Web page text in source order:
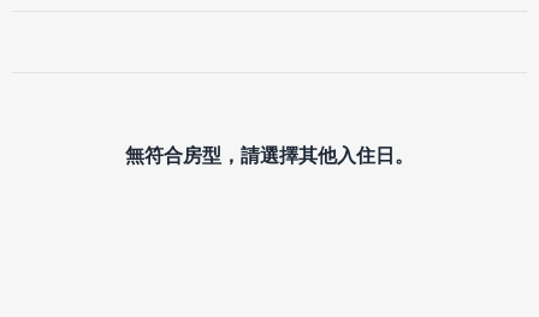
無符合房型，請選擇其他入住日。